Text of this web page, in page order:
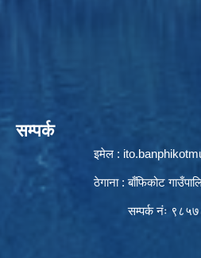
सम्पर्क
इमेल :
ठेगाना : बाँफिकोट
सम्पर्क नंः